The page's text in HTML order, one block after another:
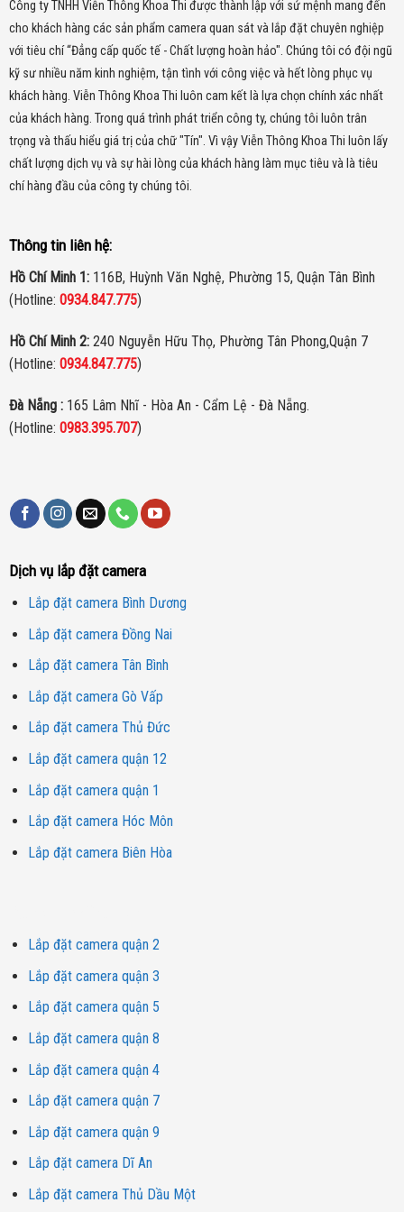
AGC (điều chỉnh
độ lợi)
Auto
IP Rating
Nhiệt độ
0ºC ~ 40ºC
Ngõ ra Video
1.0 Vp-p composite, 75Ω
Nguồn điện
12V DC
Công suất tiêu
70 mA (IR OFF), 400 mA (IR ON)
–Sản xuất tại Đài Loan.
Công ty TNHH Viễn Thông Khoa Thi được thành lập với sứ mệnh mang đến
cho khách hàng các sản phẩm camera quan sát và lắp đặt chuyên nghiệp
với tiêu chí “Đẳng cấp quốc tế - Chất lượng hoàn hảo". Chúng tôi có đội ngũ
kỹ sư nhiều năm kinh nghiệm, tận tình với công việc và hết lòng phục vụ
khách hàng. Viễn Thông Khoa Thi luôn cam kết là lựa chọn chính xác nhất
của khách hàng. Trong quá trình phát triển công ty, chúng tôi luôn trân
trọng và thấu hiểu giá trị của chữ "Tín". Vì vậy Viễn Thông Khoa Thi luôn lấy
chất lượng dịch vụ và sự hài lòng của khách hàng làm mục tiêu và là tiêu
chí hàng đầu của công ty chúng tôi.
Thông tin liên hệ:
Hồ Chí Minh 1:116B, Huỳnh Văn Nghệ, Phường 15, Quận Tân Bình
(Hotline: 0934.847.775)
Hồ Chí Minh 2:240 Nguyễn Hữu Thọ, Phường Tân Phong,Quận 7
(Hotline: 0934.847.775)
Đà Nẵng :165 Lâm Nhĩ - Hòa An - Cẩm Lệ - Đà Nẵng.
(Hotline: 0983.395.707)
Dịch vụ lắp đặt camera
Lắp đặt camera Bình Dương
Lắp đặt camera Đồng Nai
Lắp đặt camera Tân Bình
Lắp đặt camera Gò Vấp
Lắp đặt camera Thủ Đức
Lắp đặt camera quận 12
Lắp đặt camera quận 1
Lắp đặt camera Hóc Môn
Lắp đặt camera Biên Hòa
Lắp đặt camera quận 2
Lắp đặt camera quận 3
Lắp đặt camera quận 5
Lắp đặt camera quận 8
Lắp đặt camera quận 4
Lắp đặt camera quận 7
Lắp đặt camera quận 9
Lắp đặt camera Dĩ An
Lắp đặt camera Thủ Dầu Một